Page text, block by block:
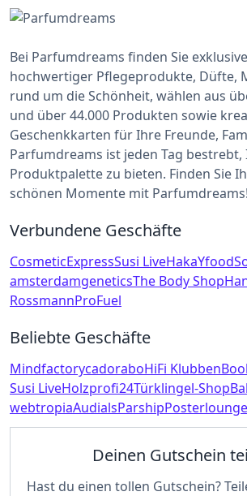
Bei Parfumdreams finden Sie
hochwertiger Pflegeprodukte, Düfte,
rund um die Schönheit, wählen aus
und über 44.000 Produkten sowie
Geschenkkarten für Ihre Freunde,
Parfumdreams ist jeden Tag bestrebt,
Produktpalette zu bieten. Finden Sie
schönen Momente mit Parfumdreams!
Verbundene Geschäfte
CosmeticExpressSusi LiveHakaYfood
amsterdamgeneticsThe Body Shop
RossmannProFuel
Beliebte Geschäfte
MindfactorycadoraboHiFi Klubben
Susi LiveHolzprofi24Türklingel-Shop
webtropiaAudialsParshipPosterlounge
Deinen Gutschein
Hast du einen tollen Gutschein?